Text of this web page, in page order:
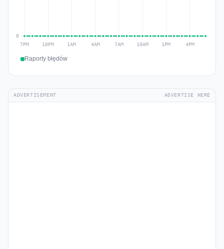
Raporty błędów
ADVERTISEMENT ADVERTISE HERE